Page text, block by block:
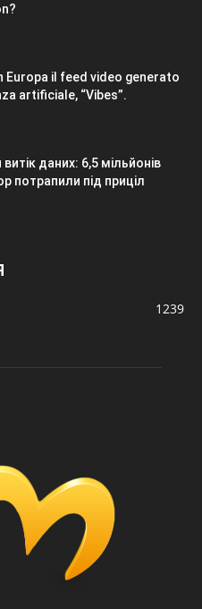
Europa il feed video generato
artificiale, “Vibes”.
даних: 6,5 мільйонів
потрапили під приціл
1239